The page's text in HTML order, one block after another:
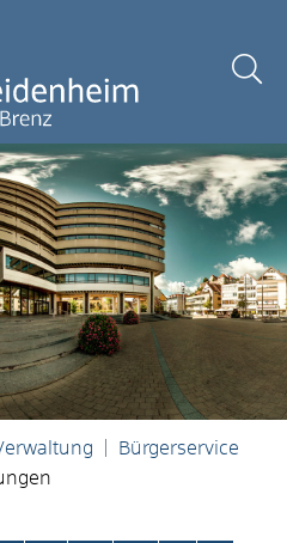
Bürgerservice